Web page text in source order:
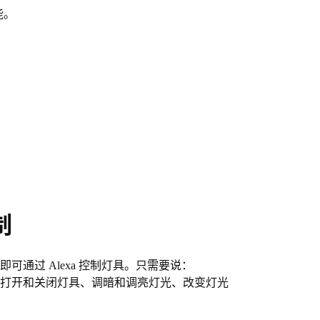
可通过 Alexa 控制灯具。只需要说：
开和关闭灯具、调暗和调亮灯光、改变灯光